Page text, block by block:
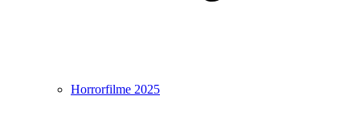
Horrorfilme 2025